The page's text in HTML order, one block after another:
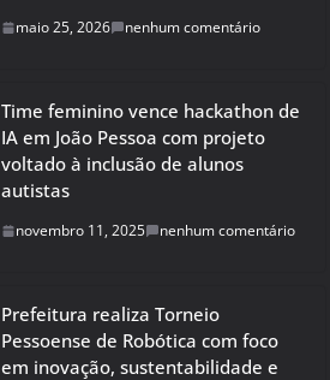
maio 25, 2026 nenhum comentário
Time feminino vence hackathon de
IA em João Pessoa com projeto
voltado à inclusão de alunos
autistas
novembro 11, 2025 nenhum comentário
Prefeitura realiza Torneio
Pessoense de Robótica com foco
em inovação, sustentabilidade e